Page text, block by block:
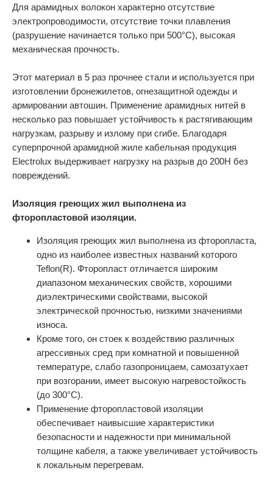
Для арамидных волокон характерно отсутствие
электропроводимости, отсутствие точки плавления
(разрушение начинается только при 500°С), высокая
механическая прочность.
Этот материал в 5 раз прочнее стали и используется при
изготовлении бронежилетов, огнезащитной одежды и
армировании автошин. Применение арамидных нитей в
несколько раз повышает устойчивость к растягивающим
нагрузкам, разрыву и излому при сгибе. Благодаря
суперпрочной арамидной жиле кабельная продукция
Electrolux выдерживает нагрузку на разрыв до 200Н без
повреждений.
Изоляция греющих жил выполнена из
фторопластовой изоляции.
Изоляция греющих жил выполнена из фторопласта,
одно из наиболее известных названий которого
Teflon(R). Фторопласт отличается широким
диапазоном механических свойств, хорошими
диэлектрическими свойствами, высокой
электрической прочностью, низкими значениями
износа.
Кроме того, он стоек к воздействию различных
агрессивных сред при комнатной и повышенной
температуре, слабо газопроницаем, самозатухает
при возгорании, имеет высокую нагревостойкость
(до 300°С).
Применение фторопластовой изоляции
обеспечивает наивысшие характеристики
безопасности и надежности при минимальной
толщине кабеля, а также увеличивает устойчивость
к локальным перегревам.